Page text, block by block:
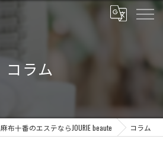
コラム
麻布十番のエステならJOURIE beaute コラム